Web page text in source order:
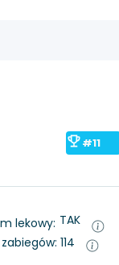
#11
lekowy: TAK
114